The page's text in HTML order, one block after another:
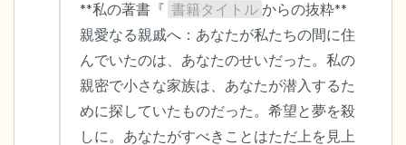
**私の著書『 書籍タイトル からの抜粋**
親愛なる親戚へ：あなたが私たちの間に住
んでいたのは、あなたのせいだった。私の
親密で小さな家族は、あなたが潜入するた
めに探していたものだった。希望と夢を殺
しに。あなたがすべきことはただ上を見上
見えるもの5つ（部屋の中と窓の外を見る
ことができます）
感じるもの4つ（目の前にあるもので触れ
るものは何ですか？）